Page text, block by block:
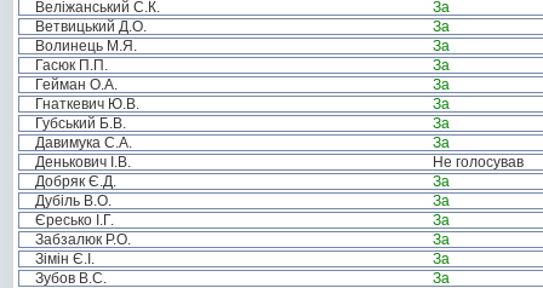
Веліжанський С.К.
За
Ветвицький Д.О.
За
Волинець М.Я.
За
Гасюк П.П.
За
Гейман О.А.
За
Гнаткевич Ю.В.
За
Губський Б.В.
За
Давимука С.А.
За
Денькович І.В.
Не голосував
Добряк Є.Д.
За
Дубіль В.О.
За
Єресько І.Г.
За
Забзалюк Р.О.
За
Зімін Є.І.
За
Зубов В.С.
За